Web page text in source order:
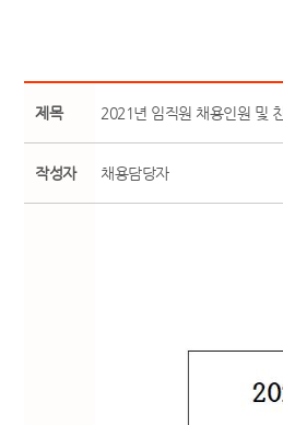
제목 2021년 임직원 채용인원 및
작성자 채용담당자